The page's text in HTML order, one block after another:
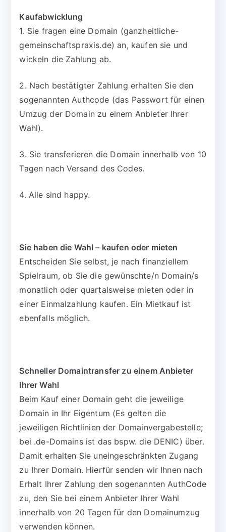
Kaufabwicklung
1. Sie fragen eine Domain (ganzheitliche-
gemeinschaftspraxis.de) an, kaufen sie und
wickeln die Zahlung ab.
2. Nach bestätigter Zahlung erhalten Sie den
sogenannten Authcode (das Passwort für einen
Umzug der Domain zu einem Anbieter Ihrer
Wahl).
3. Sie transferieren die Domain innerhalb von 10
Tagen nach Versand des Codes.
4. Alle sind happy.
Sie haben die Wahl – kaufen oder mieten
Entscheiden Sie selbst, je nach finanziellem
Spielraum, ob Sie die gewünschte/n Domain/s
monatlich oder quartalsweise mieten oder in
einer Einmalzahlung kaufen. Ein Mietkauf ist
ebenfalls möglich.
Schneller Domaintransfer zu einem Anbieter
Ihrer Wahl
Beim Kauf einer Domain geht die jeweilige
Domain in Ihr Eigentum (Es gelten die
jeweiligen Richtlinien der Domainvergabestelle;
bei .de-Domains ist das bspw. die DENIC) über.
Damit erhalten Sie uneingeschränkten Zugang
zu Ihrer Domain. Hierfür senden wir Ihnen nach
Erhalt Ihrer Zahlung den sogenannten AuthCode
zu, den Sie bei einem Anbieter Ihrer Wahl
innerhalb von 20 Tagen für den Domainumzug
verwenden können.